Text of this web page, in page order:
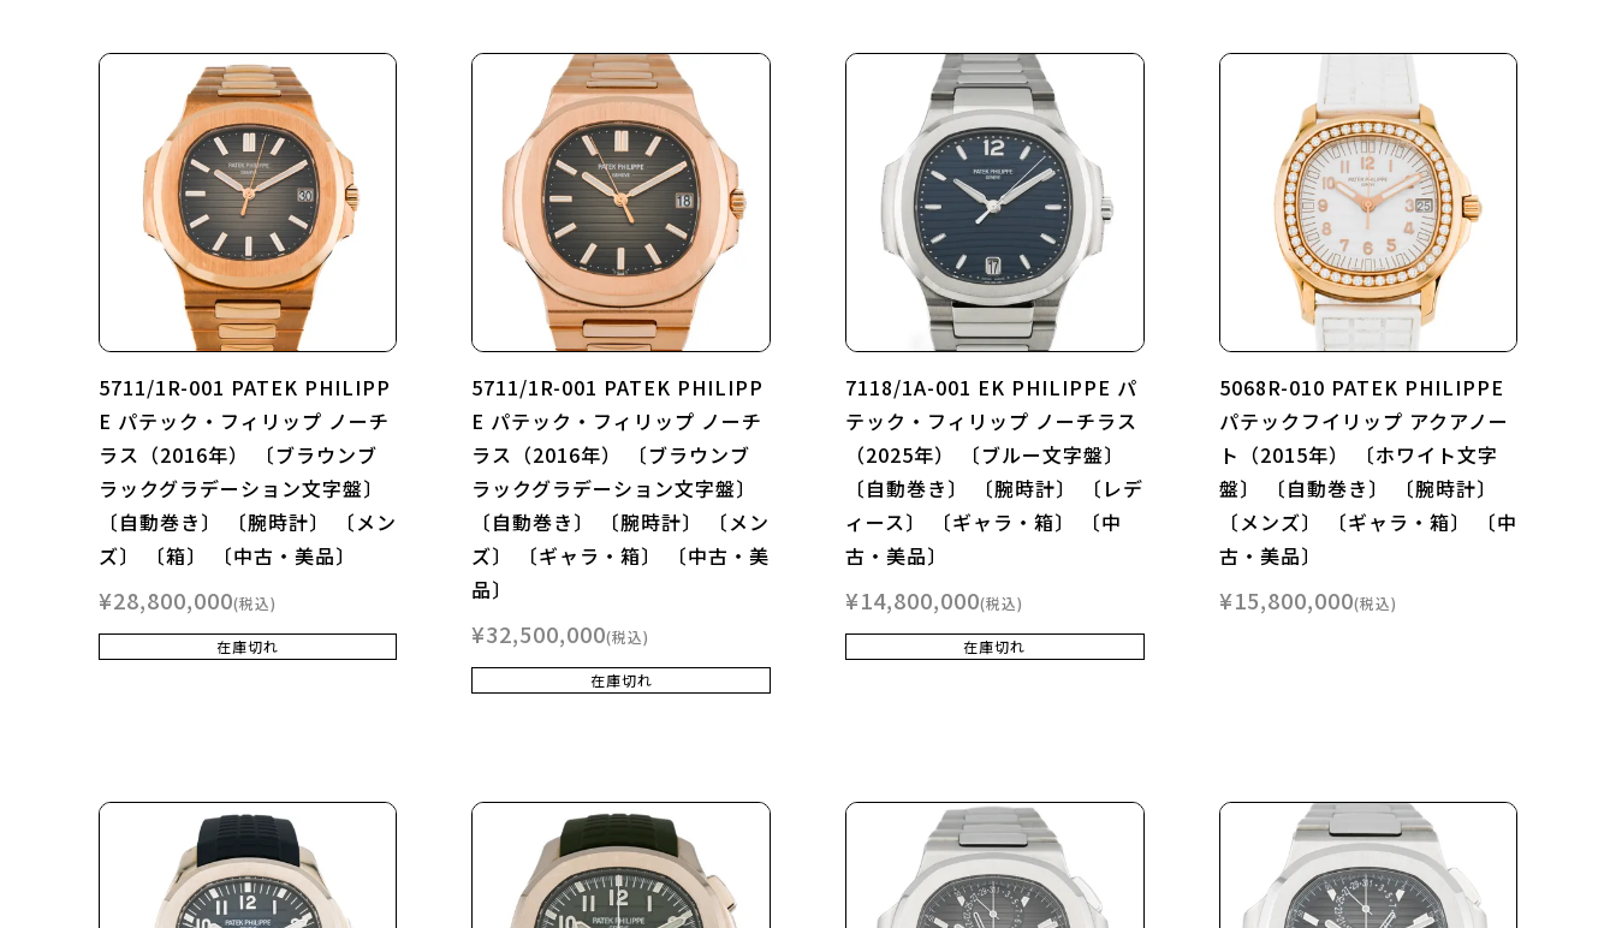
5711/1R-001 PATEK PHILIPP
E パテック・フィリップ ノーチ
ラス（2016年） 〔ブラウンブ
ラックグラデーション文字盤〕
〔自動巻き〕 〔腕時計〕 〔メン
ズ〕 〔箱〕 〔中古・美品〕
¥28,800,000 税込
在庫切れ
5711/1R-001 PATEK PHILIPP
E パテック・フィリップ ノーチ
ラス（2016年） 〔ブラウンブ
ラックグラデーション文字盤〕
〔自動巻き〕 〔腕時計〕 〔メン
ズ〕 〔ギャラ・箱〕 〔中古・美
品〕
¥32,500,000 税込
在庫切れ
7118/1A-001 EK PHILIPPE パ
テック・フィリップ ノーチラス
（2025年） 〔ブルー文字盤〕
〔自動巻き〕 〔腕時計〕 〔レデ
ィース〕 〔ギャラ・箱〕 〔中
古・美品〕
¥14,800,000 税込
在庫切れ
5068R-010 PATEK PHILIPPE
パテックフイリップ アクアノー
ト（2015年） 〔ホワイト文字
盤〕 〔自動巻き〕 〔腕時計〕
〔メンズ〕 〔ギャラ・箱〕 〔中
古・美品〕
¥15,800,000 税込